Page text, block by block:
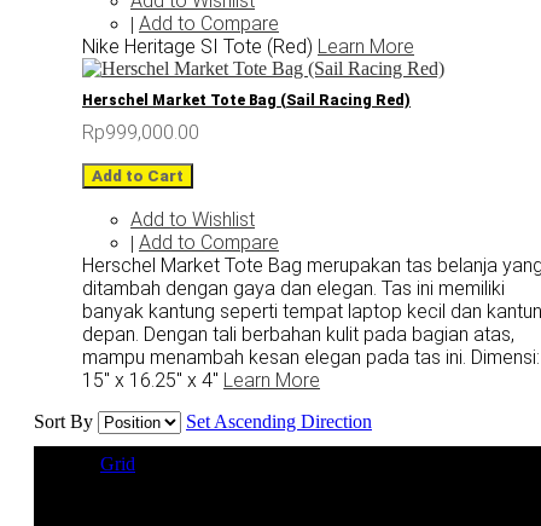
| Add to Compare
Nike Heritage SI Tote (Red) Learn More
Herschel Market Tote Bag (Sail Racing Red)
Rp999,000.00
Add to Cart
Add to Wishlist
| Add to Compare
Herschel Market Tote Bag merupakan tas belanja
ditambah dengan gaya dan elegan. Tas ini memiliki
banyak kantung seperti tempat laptop kecil dan
depan. Dengan tali berbahan kulit pada bagian atas,
mampu menambah kesan elegan pada tas ini. Dimensi:
15" x 16.25" x 4" Learn More
Sort By Set Ascending Direction
Grid